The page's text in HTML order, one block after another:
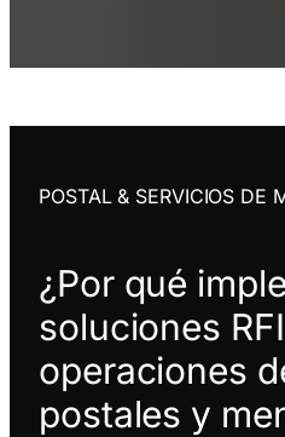
POSTAL & SERVICIOS DE
¿Por qué
soluciones
operaciones
postales y